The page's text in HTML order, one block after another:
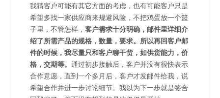
我猜客户可能有其它方面的考虑，也有可能客户只是
希望多找一家供应商来规避风险，不把鸡蛋放一个篮
子里，不管怎样， 客户需求十分明确，邮件里详细介
绍了所需产品的规格，数量，要求。所以再回客户邮
件的时候，我尽量只和客户聊干货，如供货能力，价
格，交期等。 通过初步接触后，客户并没有很快表示
合作意愿，直到一个多月后，客户才发邮件给我，说
希望合作并进一步讨论细节。我以为下一步就是签合